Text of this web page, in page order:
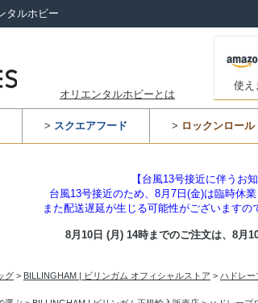
タルホビー
オリエンタルホビーとは
使え
> スクエアフード > ロックンロール
【台風13号接近に伴うお知
台風13号接近のため、8月7日(金)は臨時休業
また配送遅延が生じる可能性がございますの
8月10日 (月) 14時までのご注文は、 8月
グ > BILLINGHAM | ビリンガム オフィシャルストア > ハドレー